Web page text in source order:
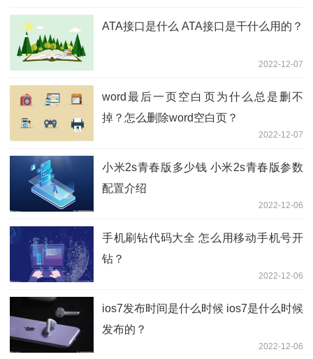
ATA接口是什么 ATA接口是干什么用的？
2022-12-07
word最后一页空白页为什么总是删不
掉？怎么删除word空白页？
2022-12-07
小米2s青春版多少钱 小米2s青春版参数
配置介绍
2022-12-06
手机刷钻代码大全 怎么用移动手机号开
钻？
2022-12-06
ios7发布时间是什么时候 ios7是什么时候
发布的？
2022-12-06